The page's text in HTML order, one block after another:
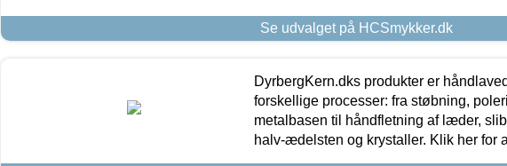
Se udvalget på HCSmykker.dk
DyrbergKern.dks produkter er
forskellige processer: fra støbning,
metalbasen til håndfletning af læder,
halv-ædelsten og krystaller. Klik her for